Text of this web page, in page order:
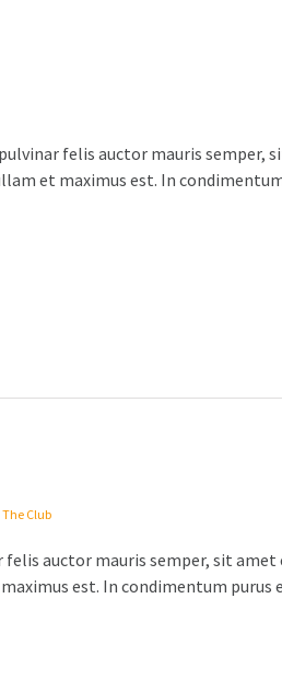
felis auctor mauris semper,
et maximus est. In
The Club
auctor mauris semper, sit amet
est. In condimentum purus